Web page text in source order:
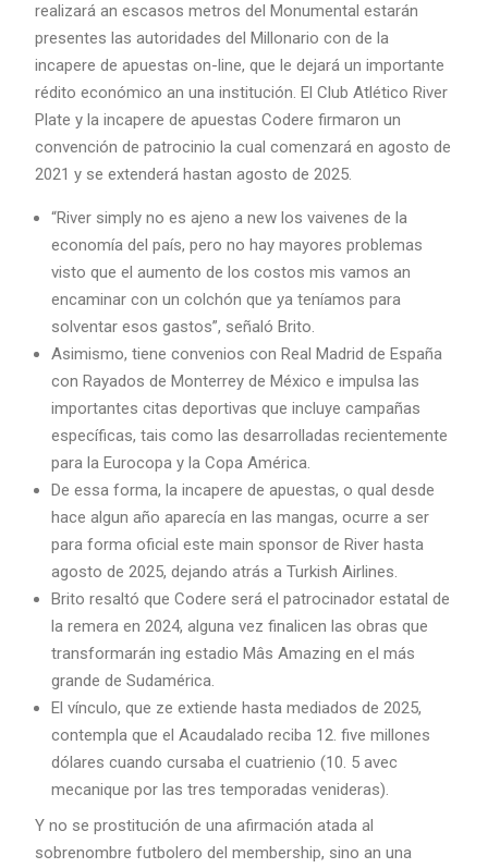
realizará an escasos metros del Monumental estarán
presentes las autoridades del Millonario con de la
incapere de apuestas on-line, que le dejará un importante
rédito económico an una institución. El Club Atlético River
Plate y la incapere de apuestas Codere firmaron un
convención de patrocinio la cual comenzará en agosto de
2021 y se extenderá hastan agosto de 2025.
“River simply no es ajeno a new los vaivenes de la
economía del país, pero no hay mayores problemas
visto que el aumento de los costos mis vamos an
encaminar con un colchón que ya teníamos para
solventar esos gastos”, señaló Brito.
Asimismo, tiene convenios con Real Madrid de España
con Rayados de Monterrey de México e impulsa las
importantes citas deportivas que incluye campañas
específicas, tais como las desarrolladas recientemente
para la Eurocopa y la Copa América.
De essa forma, la incapere de apuestas, o qual desde
hace algun año aparecía en las mangas, ocurre a ser
para forma oficial este main sponsor de River hasta
agosto de 2025, dejando atrás a Turkish Airlines.
Brito resaltó que Codere será el patrocinador estatal de
la remera en 2024, alguna vez finalicen las obras que
transformarán ing estadio Mâs Amazing en el más
grande de Sudamérica.
El vínculo, que ze extiende hasta mediados de 2025,
contempla que el Acaudalado reciba 12. five millones
dólares cuando cursaba el cuatrienio (10. 5 avec
mecanique por las tres temporadas venideras).
Y no se prostitución de una afirmación atada al
sobrenombre futbolero del membership, sino an una